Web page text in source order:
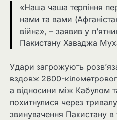
«Наша чаша терпіння
нами та вами
війна», – заявив у
Пакистану Хаваджа
Удари загрожують
вздовж 2600-
а відносини між Кабулом
похитнулися через
звинувачення Пакистану